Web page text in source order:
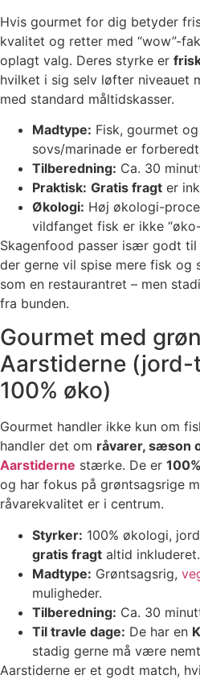
Hvis gourmet for dig betyder
kvalitet og retter med “wow”-
oplagt valg. Deres styrke er
hvilket i sig selv løfter niveauet
med standard måltidskasser.
Madtype: Fisk, gourmet
sovs/marinade er
Tilberedning: Ca. 30
Praktisk: Gratis fragt er
Økologi: Høj økologi-
vildfanget fisk er ikke
Skagenfood passer især godt til
der gerne vil spise mere fisk og
som en restaurantret – men
fra bunden.
Gourmet med
Aarstiderne
100% øko)
Gourmet handler ikke kun om
handler det om råvarer, sæson
Aarstiderne stærke. De er
og har fokus på grøntsagsrige
råvarekvalitet er i centrum.
Styrker: 100% økologi,
gratis fragt altid inkluderet.
Madtype: Grøntsagsrig,
muligheder.
Tilberedning: Ca. 30
Til travle dage: De har en
stadig gerne må være
Aarstiderne er et godt match,